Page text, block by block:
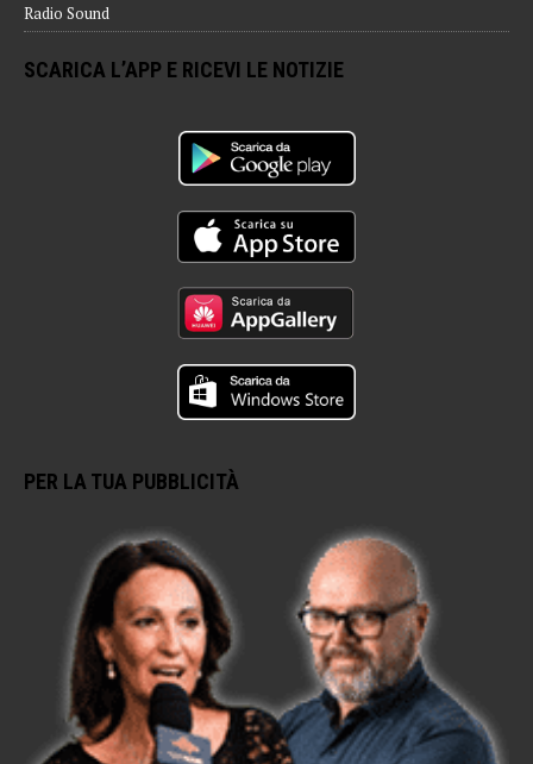
Radio Sound
SCARICA L’APP E RICEVI LE NOTIZIE
PER LA TUA PUBBLICITÀ